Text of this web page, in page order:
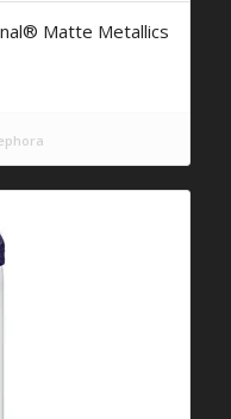
Matte Metallics